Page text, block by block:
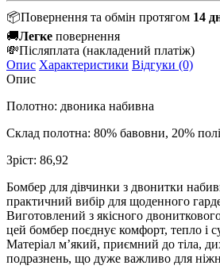
📦Повернення та обмін протягом 14
🚚Легке повернення
💸Післяплата (накладений платіж)
Опис Характеристики Відгуки (0)
Опис
Полотно: двоника набивна
Склад полотна: 80% бавовни, 20%
Зріст: 86,92
Бомбер для дівчинки з двонитки
практичний вибір для щоденного
Виготовлений з якісного
цей бомбер поєднує комфорт, тепло і
Матеріал м’який, приємний до тіла,
подразнень, що дуже важливо для